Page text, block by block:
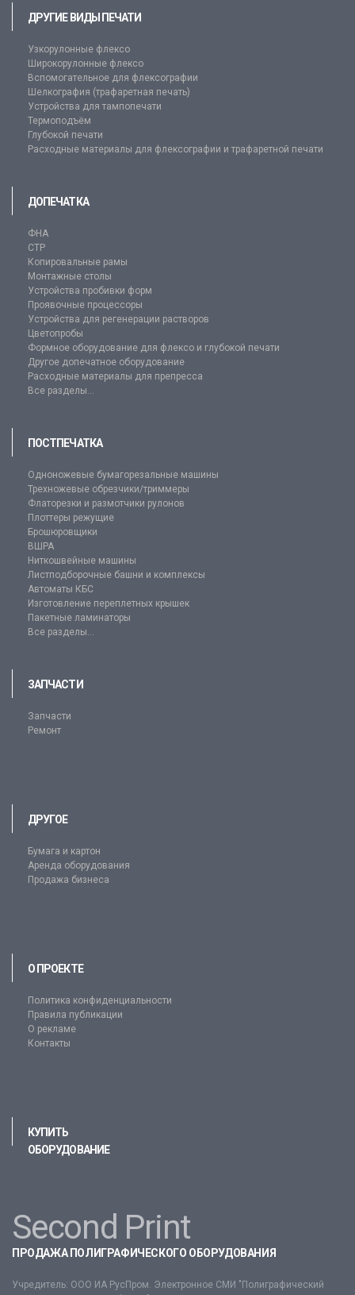
ДРУГИЕ ВИДЫ ПЕЧАТИ
Узкорулонные флексо
Широкорулонные флексо
Вспомогательное для флексографии
Шелкография (трафаретная печать)
Устройства для тампопечати
Термоподъём
Глубокой печати
Расходные материалы для флексографии и трафаретной печати
ДОПЕЧАТКА
ФНА
CTP
Копировальные рамы
Монтажные столы
Устройства пробивки форм
Проявочные процессоры
Устройства для регенерации растворов
Цветопробы
Формное оборудование для флексо и глубокой печати
Другое допечатное оборудование
Расходные материалы для препресса
Все разделы...
ПОСТПЕЧАТКА
Одноножевые бумагорезальные машины
Трехножевые обрезчики/триммеры
Флаторезки и размотчики рулонов
Плоттеры режущие
Брошюровщики
ВШРА
Ниткошвейные машины
Листподборочные башни и комплексы
Автоматы КБС
Изготовление переплетных крышек
Пакетные ламинаторы
Все разделы...
ЗАПЧАСТИ
Запчасти
Ремонт
ДРУГОЕ
Бумага и картон
Аренда оборудования
Продажа бизнеса
О ПРОЕКТЕ
Политика конфиденциальности
Правила публикации
О рекламе
Контакты
КУПИТЬ
ОБОРУДОВАНИЕ
Second Print
ПРОДАЖА ПОЛИГРАФИЧЕСКОГО ОБОРУДОВАНИЯ
Учредитель: ООО ИА РусПром. Электронное СМИ "Полиграфический